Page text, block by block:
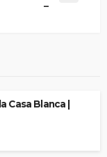
–
Casa Blanca |